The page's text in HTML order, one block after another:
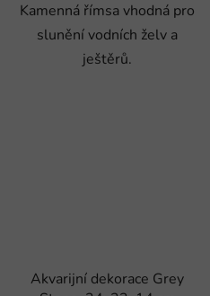
Kamenná římsa vhodná pro
slunění vodních želv a
ještěrů.
Akvarijní dekorace Grey